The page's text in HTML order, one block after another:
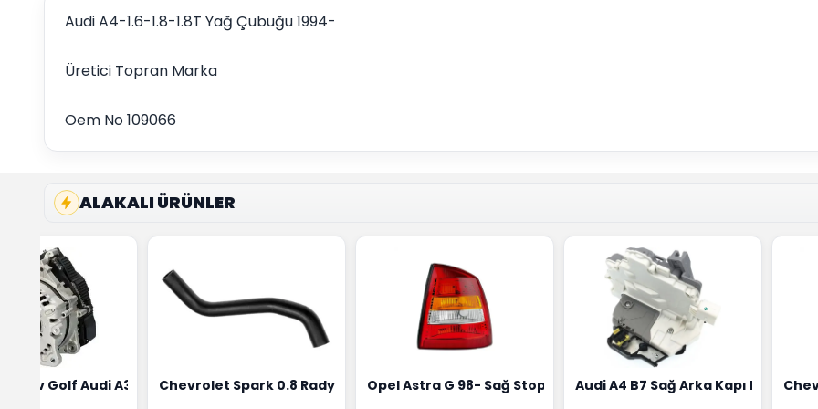
Audi A4-1.6-1.8-1.8T Yağ Çubuğu 1994-
Üretici Topran Marka
Oem No 109066
ALAKALI ÜRÜNLER
Bosch Marka 1628HN-0258010081
Wv Golf Audi A3 Şarj Alternatörü Valeo Marka 05E903018G
Chevrolet Spark 0.8 Radyatör Üst Hortumu Rapro Marka 96591464
Opel Astra G 98- Sağ Stop Lambası Depo Marka 6223020
Audi A4 B7 Sağ Arka Kapı Kilit